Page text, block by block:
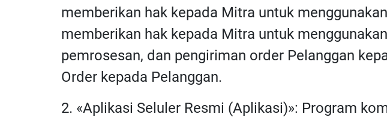
memberikan hak kepada Mitra untuk
memberikan hak kepada Mitra untuk
pemrosesan, dan pengiriman order Pelanggan
Order kepada Pelanggan.
2. «Aplikasi Seluler Resmi (Aplikasi)»: Program